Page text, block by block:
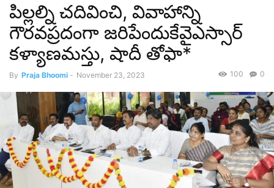
పిల్ల‌ల్ని చ‌దివించి, వివాహాన్ని
గౌర‌వ‌ప్ర‌దంగా జ‌రిపేందుకేవైఎస్సార్
క‌ళ్యాణ‌మ‌స్తు, షాదీ తోఫా*
By Praja Bhoomi - November 23, 2023 0
100